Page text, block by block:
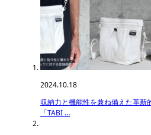
2024.10.18
収納力と機能性を兼ね備えた革新
「TABI …